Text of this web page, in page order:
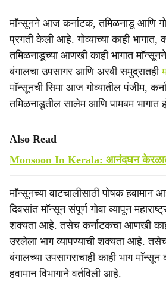
माॅन्सूनने आज कर्नाटक, तमिळनाडू आणि
प्रगती केली आहे. गोव्याच्या काही भागात,
तमिळनाडूच्या आणखी काही भागात
बंगालचा उपसागर आणि अरबी समुद्रातही
माॅन्सूनची सिमा आज गोव्यातील पंजीम,
तमिळनाडूतील सालेम आणि पामबम भागात
Also Read
Monsoon In Kerala: आनंदघन
माॅन्सूनच्या वाटचालीसाठी पोषक
दिवसांत माॅन्सून संपूर्ण गोवा व्यापून
शक्यता आहे. तसेच कर्नाटकचा आणखी
उरलेला भाग व्यापण्याची शक्यता आहे.
बंगालच्या उपसागराचाही काही भाग माॅन्सून
हवामान विभागाने वर्तविली आहे.